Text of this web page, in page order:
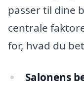
passer til dine
centrale
for, hvad du
Salonens